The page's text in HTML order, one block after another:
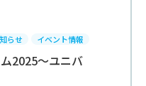
らせ イベント情報
2025～ユニバ